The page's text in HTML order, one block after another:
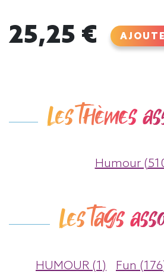
25,25 €
Les thèmes
Humour
Les tags
HUMOUR (1) Fun